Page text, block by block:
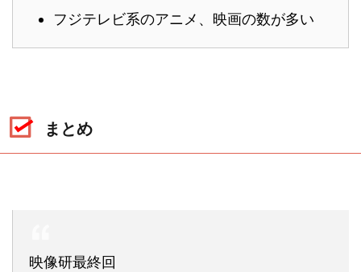
フジテレビ系のアニメ、映画の数が多い
まとめ
映像研最終回